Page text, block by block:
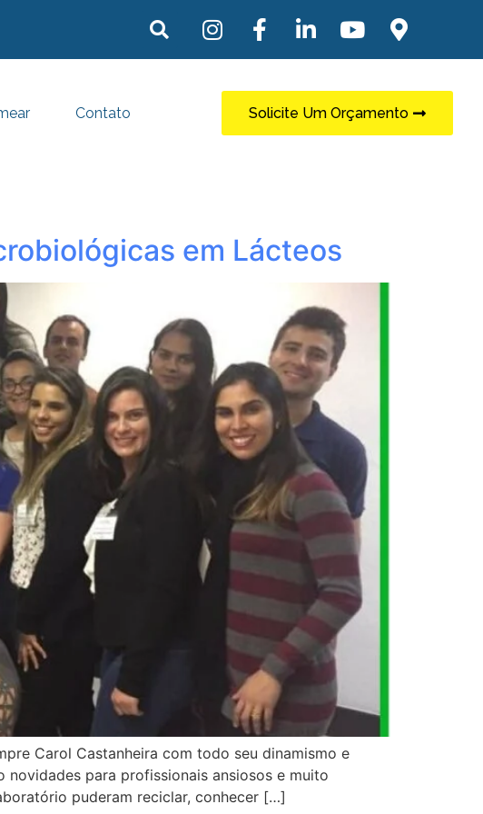
Contato Solicite Um Orçamento
em Lácteos
Carol Castanheira com todo seu dinamismo e
para profissionais ansiosos e muito
puderam reciclar, conhecer […]